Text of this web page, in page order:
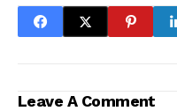
Leave A Comment